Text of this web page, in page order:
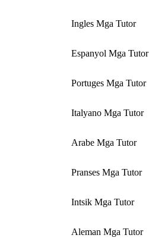
Ingles Mga Tutor
Espanyol Mga Tutor
Portuges Mga Tutor
Italyano Mga Tutor
Arabe Mga Tutor
Pranses Mga Tutor
Intsik Mga Tutor
Aleman Mga Tutor